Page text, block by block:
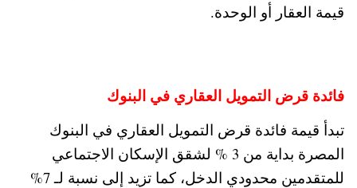
قيمة العقار أو الوحدة.
فائدة قرض التمويل العقاري في البنوك
تبدأ قيمة فائدة قرض التمويل العقاري في البنوك
المصرة بداية من 3 % لشقق الإسكان الاجتماعي
للمتقدمين محدودي الدخل، كما تزيد إلى نسبة لـ 7%